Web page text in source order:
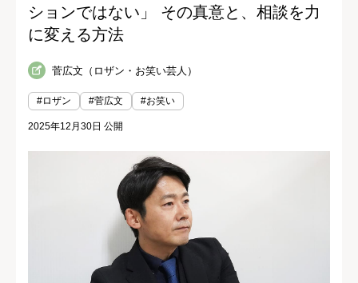
ションではない」 その真意と、相談を力
に変える方法
菅広文（ロザン・お笑い芸人）
#ロザン #菅広文 #お笑い
2025年12月30日 公開